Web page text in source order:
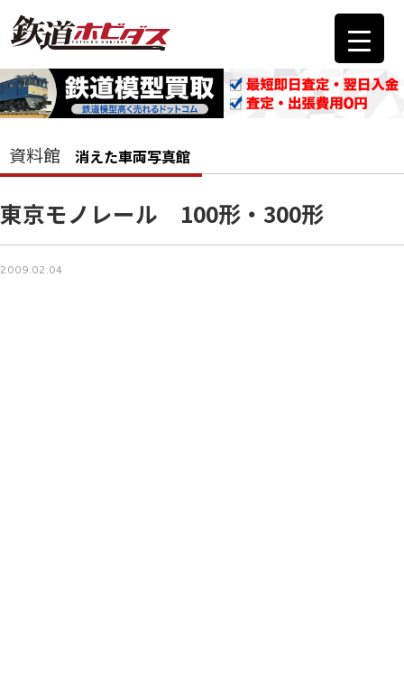
資料館 消えた車両写真館
東京モノレール 100形・300形
2009.02.04